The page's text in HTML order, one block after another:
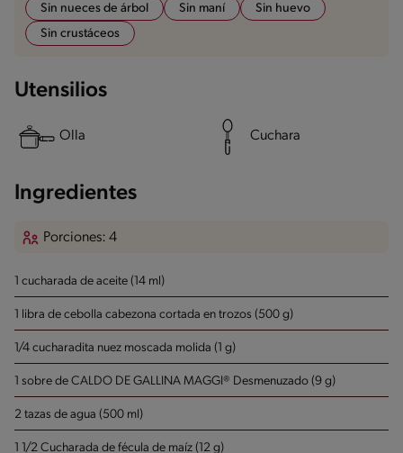
Sin nueces de árbol Sin maní
Sin huevo
Sin crustáceos
Utensilios
Olla Cuchara
Ingredientes
Porciones: 4
1 cucharada de aceite (14 ml)
1 libra de cebolla cabezona cortada en trozos (500 g)
1/4 cucharadita nuez moscada molida (1 g)
1 sobre de CALDO DE GALLINA MAGGI® Desmenuzado (9 g)
2 tazas de agua (500 ml)
1 1/2 Cucharada de fécula de maíz (12 g)